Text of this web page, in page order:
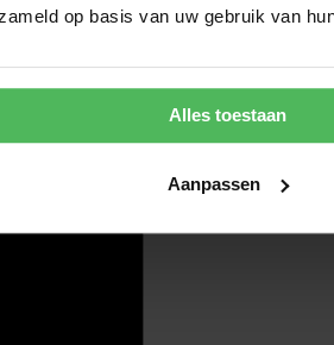
op basis van uw gebruik van
Alles toestaan
Aanpassen